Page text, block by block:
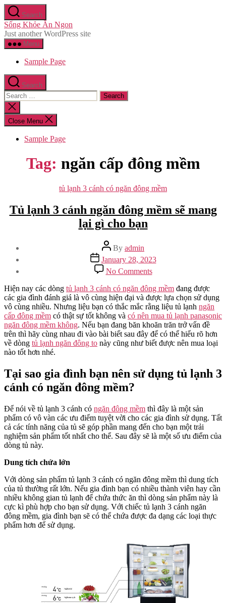
Skip
to
the
content
Search
Sống Khỏe Ăn Ngon
Just another WordPress site
Menu
Sample Page
Search
Search
for:
Close
search
Close Menu
Sample Page
Tag: ngăn cấp đông mềm
Categories
tủ lạnh 3 cánh có ngăn đông mềm
Tủ lạnh 3 cánh ngăn đông mềm sẽ mang
lại gì cho bạn
Post
author
By admin
Post
date
January 28, 2023
No Commentson
Tủ
lạnh
3
cánh
ngăn
đông
mềm
sẽ
mang
gì
cho
Hiện nay các dòng tủ lạnh 3 cánh có ngăn đông mềm đang được
các gia đình đánh giá là vô cùng hiện đại và được lựa chọn sử dụng
vô cùng nhiều. Nhưng liệu bạn có thắc mắc rằng liệu tủ lạnh ngăn
cấp đông mềm có thật sự tốt không và có nên mua tủ lạnh panasonic
ngăn đông mềm không. Nếu bạn đang băn khoăn trăn trở vấn đề
trên thì hãy cùng nhau đi vào bài biết sau đây để có thể hiểu rõ hơn
về dòng tủ lạnh ngăn đông to này cũng như biết được nên mua loại
nào tốt hơn nhé.
Tại sao gia đình bạn nên sử dụng tủ lạnh 3
cánh có ngăn đông mềm?
Để nói về tủ lạnh 3 cánh có ngăn đông mềm thì đây là một sản
phẩm có vô vàn các ưu điểm tuyệt vời cho các gia đình sử dụng. Tất
cả các tính năng của tủ sẽ góp phần mang đến cho bạn một trải
nghiệm sản phẩm tốt nhất cho thể. Sau đây sẽ là một số ưu điểm của
dòng tủ này.
Dung tích chứa lớn
Với dòng sản phẩm tủ lạnh 3 cánh có ngăn đông mềm thì dung tích
của tủ thường rất lớn. Nếu gia đình bạn có nhiều thành viên hay cần
nhiều không gian tủ lạnh để chứa thức ăn thì dòng sản phẩm này là
cực kì phù hợp cho bạn sử dụng. Với chiếc tủ lạnh 3 cánh ngăn
đông mềm, gia đình bạn sẽ có thể chứa được đa dạng các loại thực
phẩm hơn để sử dụng.